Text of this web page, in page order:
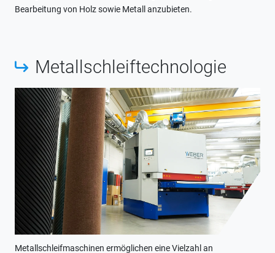
Bearbeitung von Holz sowie Metall anzubieten.
Metallschleiftechnologie
Metallschleifmaschinen ermöglichen eine Vielzahl an